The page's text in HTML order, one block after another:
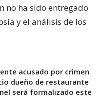
no ha sido entregado
y el análisis de los
acusado por crimen
dueño de restaurante
será formalizado este